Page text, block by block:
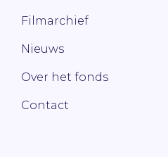
Filmarchief
Nieuws
Over het fonds
Contact